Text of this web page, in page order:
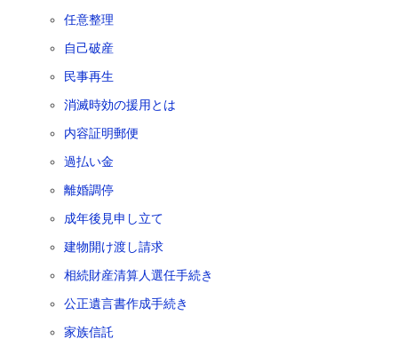
任意整理
自己破産
民事再生
消滅時効の援用とは
内容証明郵便
過払い金
離婚調停
成年後見申し立て
建物開け渡し請求
相続財産清算人選任手続き
公正遺言書作成手続き
家族信託